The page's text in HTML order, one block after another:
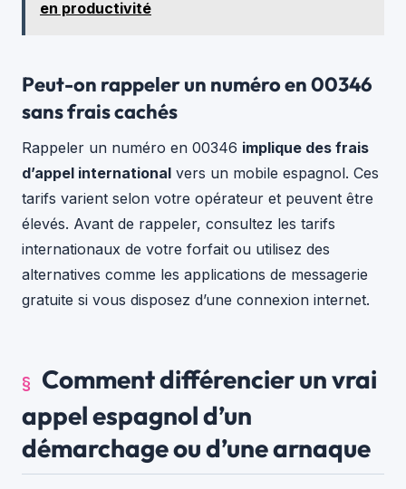
en productivité
Peut-on rappeler un numéro en 00346
sans frais cachés
Rappeler un numéro en 00346 implique des frais
d’appel international vers un mobile espagnol. Ces
tarifs varient selon votre opérateur et peuvent être
élevés. Avant de rappeler, consultez les tarifs
internationaux de votre forfait ou utilisez des
alternatives comme les applications de messagerie
gratuite si vous disposez d’une connexion internet.
Comment différencier un vrai
appel espagnol d’un
démarchage ou d’une arnaque